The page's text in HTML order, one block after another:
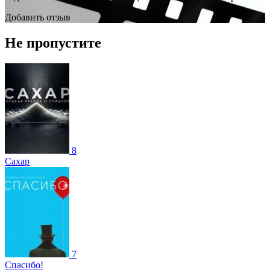
Добавить отзыв
Не пропустите
8
Сахар
7
Спасибо!